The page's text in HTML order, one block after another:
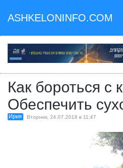
ASHKELONINFO.COM
Как бороться с
Обеспечить
Ирия Вторник, 24.07.2018 в 11:47